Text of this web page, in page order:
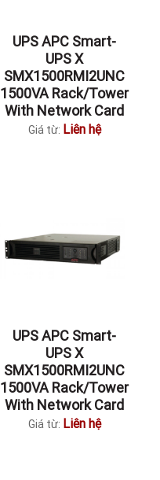
UPS APC Smart-
UPS X
SMX1500RMI2UNC
1500VA Rack/Tower
With Network Card
Giá từ: Liên hệ
UPS APC Smart-
UPS X
SMX1500RMI2UNC
1500VA Rack/Tower
With Network Card
Giá từ: Liên hệ